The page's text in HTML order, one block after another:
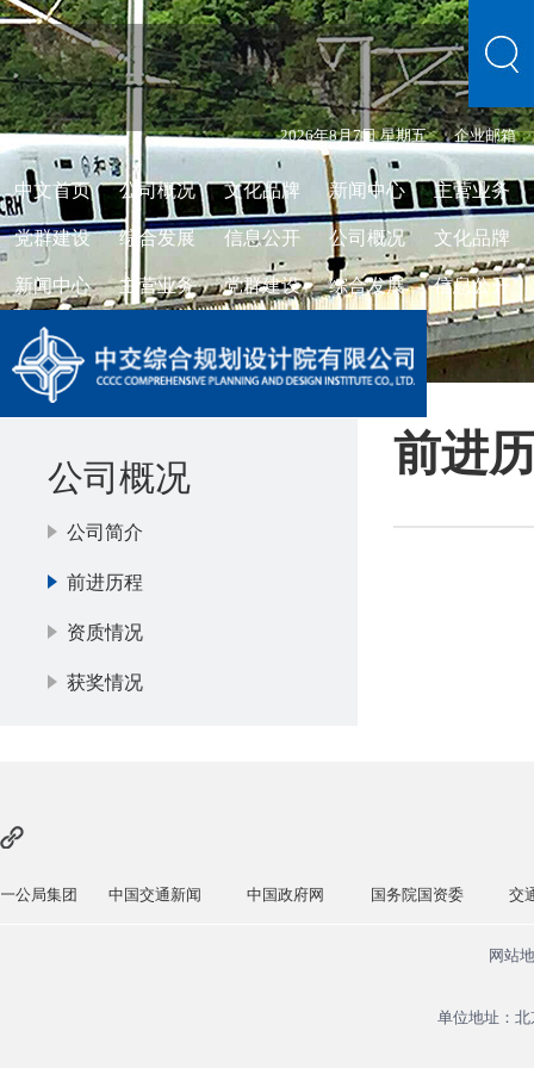
2026年8月7日 星期五 企业邮箱
中文首页 公司概况 文化品牌 新闻中心 主营业务
党群建设 综合发展 信息公开 公司概况 文化品牌
新闻中心 主营业务 党群建设 综合发展 信息公开
公司概况
公司简介
前进历程
资质情况
获奖情况
前进
集团 中国交通新闻 中国政府网 国务院国资委 交通运
网站
单位地址：北